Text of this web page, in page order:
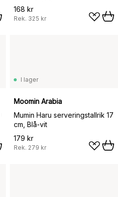
168 kr
Rek. 325 kr
I lager
Moomin Arabia
Mumin Haru serveringstallrik 17
cm, Blå-vit
179 kr
Rek. 279 kr